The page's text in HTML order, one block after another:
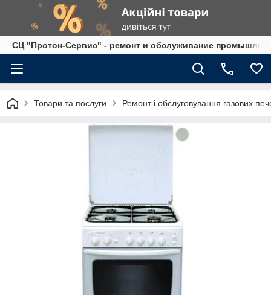
СЦ "Протон-Сервис" - ремонт и обслуживание
Товари та послуги Ремонт і обслуговування газових